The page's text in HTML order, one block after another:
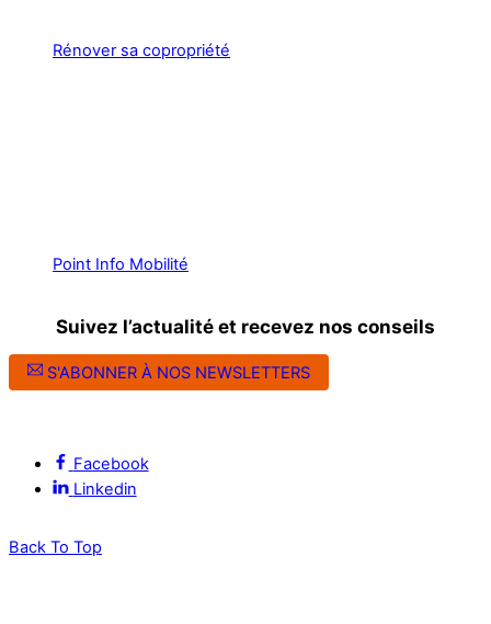
Rénover sa copropriété
Point Info Mobilité
Suivez l’actualité et recevez nos conseils
S'ABONNER À NOS NEWSLETTERS
Facebook
Linkedin
Back To Top